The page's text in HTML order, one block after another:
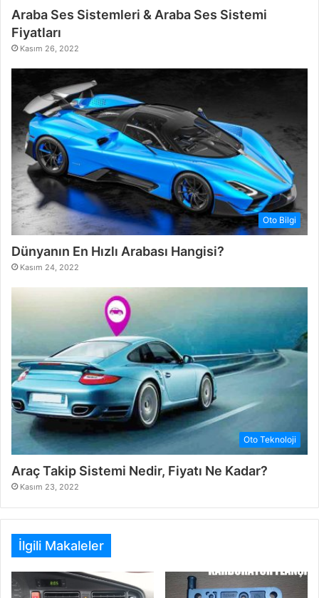
Araba Ses Sistemleri & Araba Ses Sistemi
Fiyatları
Kasım 26, 2022
Oto Bilgi
Dünyanın En Hızlı Arabası Hangisi?
Kasım 24, 2022
Oto Teknoloji
Araç Takip Sistemi Nedir, Fiyatı Ne Kadar?
Kasım 23, 2022
İlgili Makaleler